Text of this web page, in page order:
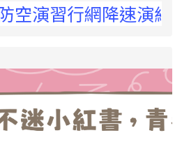
網降速演練，請預